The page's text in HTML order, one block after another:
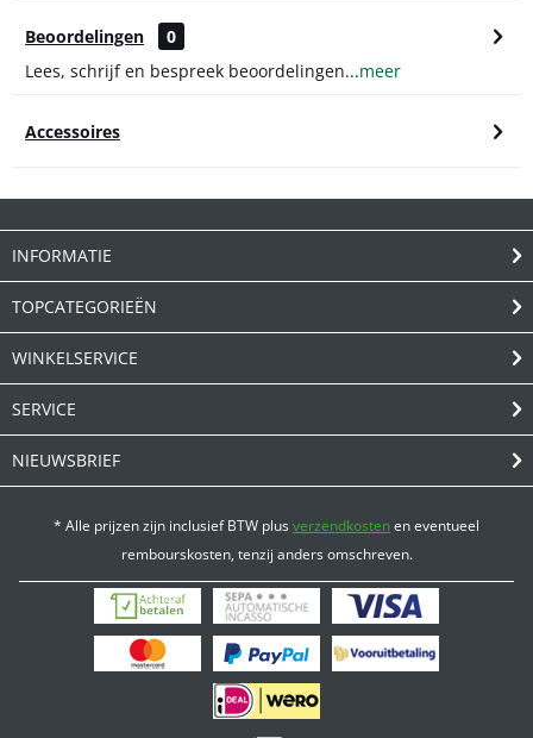
Beoordelingen
0
Lees, schrijf en bespreek beoordelingen...meer
Accessoires
INFORMATIE
TOPCATEGORIEËN
WINKELSERVICE
SERVICE
NIEUWSBRIEF
* Alle prijzen zijn inclusief BTW plusverzendkostenen eventueel
rembourskosten, tenzij anders omschreven.